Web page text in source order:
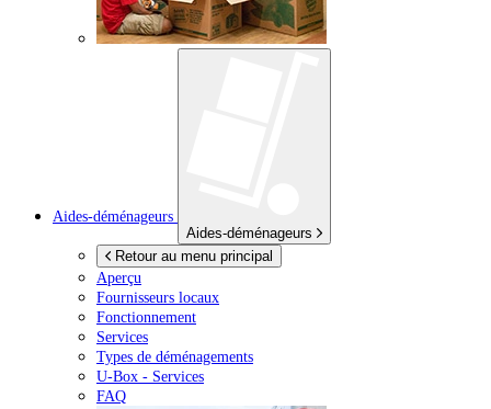
Aides-déménageurs
Aides-déménageurs
Retour au menu principal
Aperçu
Fournisseurs locaux
Fonctionnement
Services
Types de déménagements
U-Box - Services
FAQ